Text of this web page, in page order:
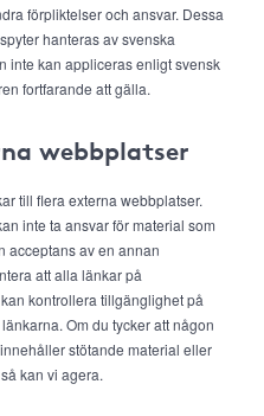
förpliktelser och ansvar. Dessa
hanteras av svenska
inte kan appliceras enligt svensk
fortfarande att gälla.
webbplatser
till flera externa webbplatser.
inte ta ansvar för material som
acceptans av en annan
att alla länkar på
kontrollera tillgänglighet på
Om du tycker att någon
stötande material eller
kan vi agera.